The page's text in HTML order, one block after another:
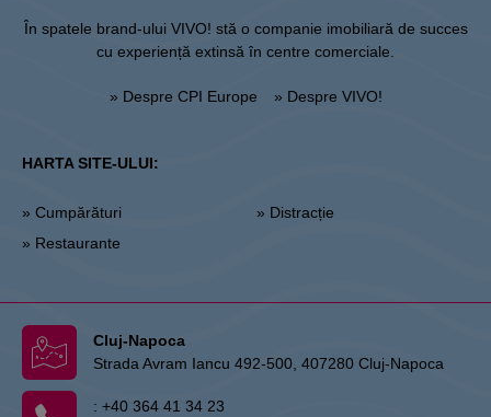
În spatele brand-ului VIVO! stă o companie imobiliară de succes
cu experiență extinsă în centre comerciale.
» Despre CPI Europe » Despre VIVO!
HARTA SITE-ULUI:
» Cumpărături
» Restaurante
» Distracție
Cluj-Napoca
Strada Avram Iancu 492-500, 407280 Cluj-Napoca
: +40 364 41 34 23